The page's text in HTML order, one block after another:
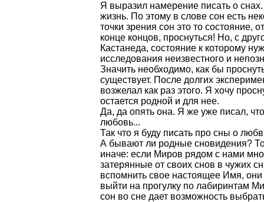
Я выразил намерение писать о
жизнь. По этому в слове сон есть
точки зрения сон это то состояние,
конце концов, проснуться! Но, с
Кастанеда, состояние к которому
исследования неизвестного и
Значить необходимо, как бы
существует. После долгих
возжелал как раз этого. Я хочу
остается родной и для нее.
Да, да опять она. Я же уже писал,
любовь...
Так что я буду писать про сны о
А бывают ли родные сновидения?
иначе: если Миров рядом с нами
затерянные от своих снов в чужих
вспомнить свое настоящее Имя,
выйти на прогулку по лабиринтам
сон во сне дает возможность